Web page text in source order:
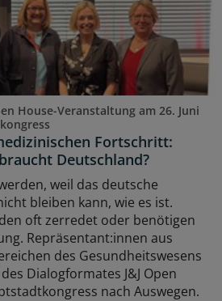
House-Veranstaltung am 26. Juni
Fortschritt:
Deutschland?
weil das deutsche
bleiben kann, wie es ist.
oft zerredet oder benötigen
Repräsentant:innen aus
des Gesundheitswesens
Dialogformates J&J Open
nach Auswegen.